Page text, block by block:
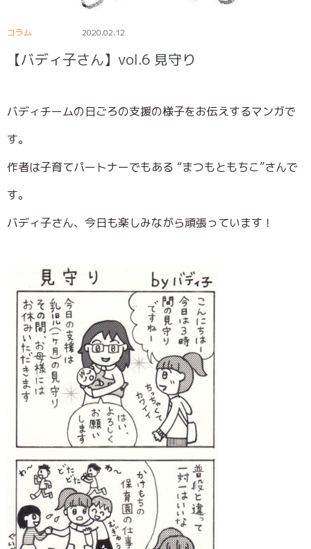
コラム 2020.02.12
【バディ子さん】vol.6 見守り
バディチームの日ごろの支援の様子をお伝えするマンガで
す。
作者は子育てパートナーでもある “まつもともちこ”さんで
す。
バディ子さん、今日も楽しみながら頑張っています！